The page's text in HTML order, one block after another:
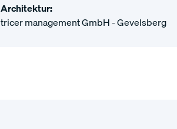
Architektur:
tricer management GmbH - Gevelsberg